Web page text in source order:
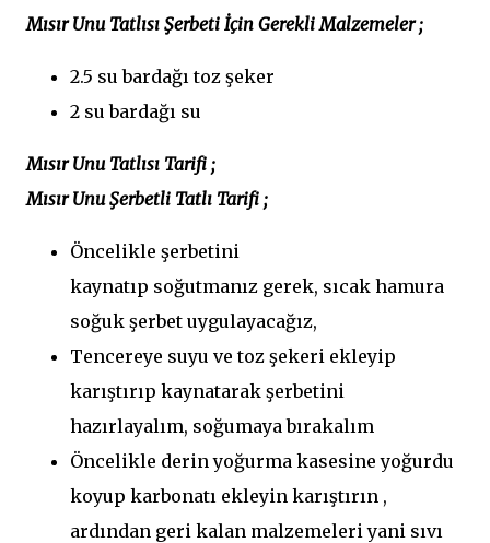
Mısır Unu Tatlısı Şerbeti İçin Gerekli Malzemeler ;
2.5 su bardağı toz şeker
2 su bardağı su
Mısır Unu Tatlısı Tarifi ;
Mısır Unu Şerbetli Tatlı Tarifi ;
Öncelikle şerbetini
kaynatıp soğutmanız gerek, sıcak hamura
soğuk şerbet uygulayacağız,
Tencereye suyu ve toz şekeri ekleyip
karıştırıp kaynatarak şerbetini
hazırlayalım, soğumaya bırakalım
Öncelikle derin yoğurma kasesine yoğurdu
koyup karbonatı ekleyin karıştırın ,
ardından geri kalan malzemeleri yani sıvı